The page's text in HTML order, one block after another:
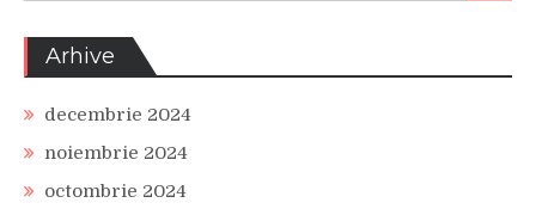
Arhive
decembrie 2024
noiembrie 2024
octombrie 2024